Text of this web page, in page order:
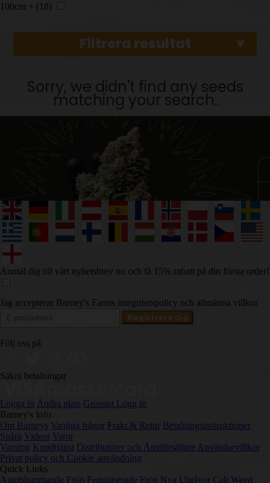
100cm + (18)
Filtrera resultat
Sorry, we didn't find any seeds
matching your search.
Anmäl dig till vårt nyhetsbrev nu och få 15% rabatt på din första order!
Jag accepterar Barney's Farms integritetspolicy och allmänna villkor
Följ oss på
Säkra betalningar
Logga in Ändra plats Grossist Logg in
Barney's Info
Om Barneys Vanliga frågor Frakt & Retur Betalningsinstruktioner
Spåra Videor Varor
Varning Kundtjänst Distributörer och Återförsäljare Användarvillkor
Privat policy och Cookie användning
Quick Links
Autoblommande Frön Feminiserade Frön Nya Utgåvor Cali Weed